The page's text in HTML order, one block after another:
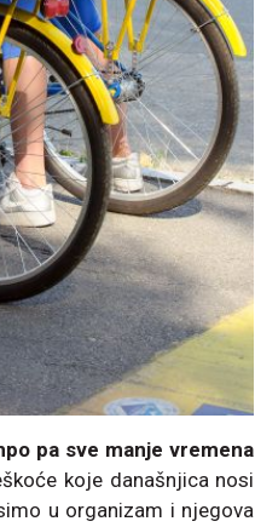
pa sve manje vremena
koje današnjica nosi
u organizam i njegova